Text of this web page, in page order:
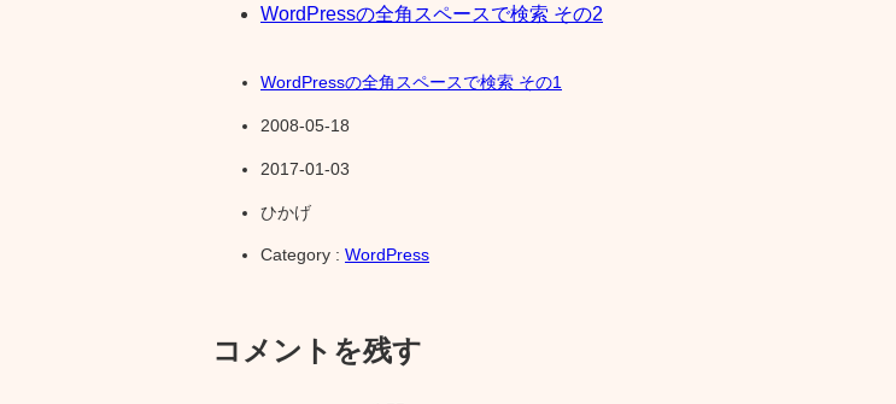
WordPressの全角スペースで検索 その2
WordPressの全角スペースで検索 その1
2008-05-18
2017-01-03
ひかげ
Category : WordPress
コメントを残す